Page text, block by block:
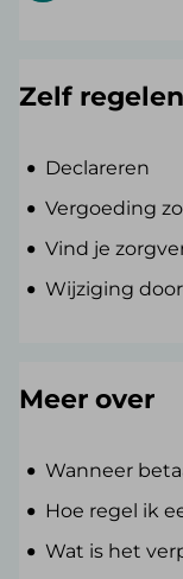
Zelf regelen
Declareren
Vergoeding
Vind je
Wijziging
Meer over
Wanneer
Hoe regel ik
Wat is het